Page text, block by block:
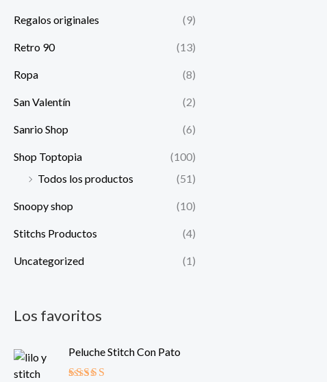
Regalos originales (9)
Retro 90 (13)
Ropa (8)
San Valentín (2)
Sanrio Shop (6)
Shop Toptopia
(100)
Todos los productos
(51)
Snoopy shop (10)
Stitchs Productos (4)
Uncategorized (1)
Los favoritos
Peluche Stitch Con Pato